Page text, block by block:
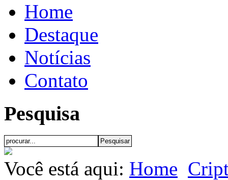
Home
Destaque
Notícias
Contato
Pesquisa
Você está aqui: Home